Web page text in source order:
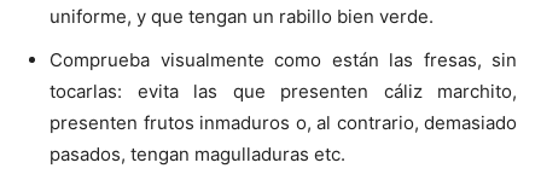
uniforme, y que tengan un rabillo bien verde.
Comprueba visualmente como están las fresas, sin
tocarlas: evita las que presenten cáliz marchito,
presenten frutos inmaduros o, al contrario, demasiado
pasados, tengan magulladuras etc.